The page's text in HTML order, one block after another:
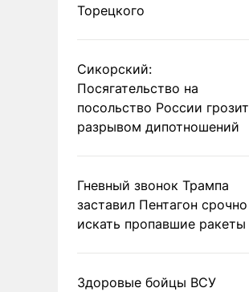
Торецкого
Сикорский:
Посягательство на
посольство России грозит
разрывом дипотношений
Гневный звонок Трампа
заставил Пентагон срочно
искать пропавшие ракеты
Здоровые бойцы ВСУ